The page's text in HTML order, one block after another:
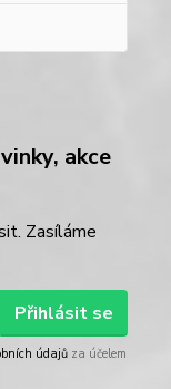
akce
Zasíláme
Přihlásit se
údajů za účelem